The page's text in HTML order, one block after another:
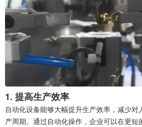
1. 提高生产效率
自动化设备能够大幅提升生产效率，减少对
产周期。通过自动化操作，企业可以在更短